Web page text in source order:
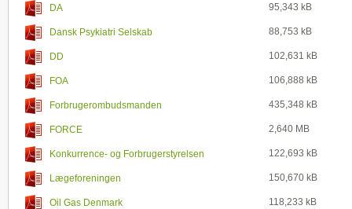
DA 95,343 kB
Dansk Psykiatri Selskab 88,753 kB
DD 102,631 kB
FOA 106,888 kB
Forbrugerombudsmanden 435,348 kB
FORCE 2,640 MB
Konkurrence- og Forbrugerstyrelsen 122,693 kB
Lægeforeningen 150,670 kB
Oil Gas Denmark 118,233 kB